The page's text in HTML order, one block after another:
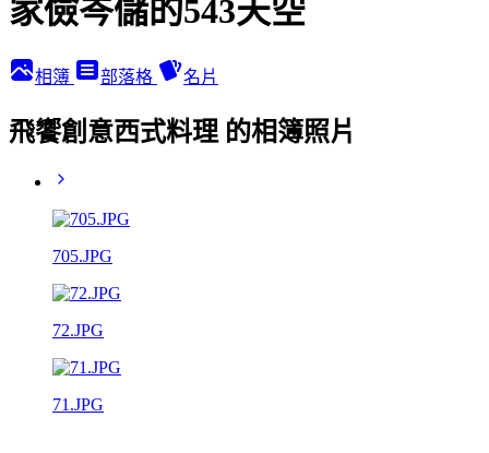
家儉岑儲的543天空
相簿 部落格 名片
飛饗創意西式料理 的相簿照片
705.JPG
72.JPG
71.JPG